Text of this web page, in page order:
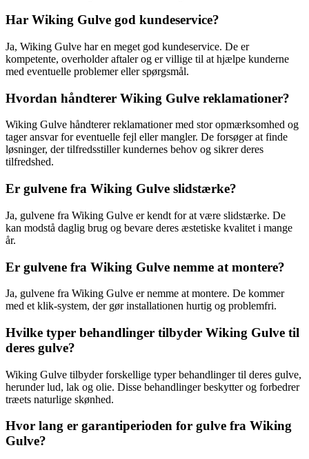
Har Wiking Gulve god kundeservice?
Ja, Wiking Gulve har en meget god kundeservice. De er
kompetente, overholder aftaler og er villige til at hjælpe kunderne
med eventuelle problemer eller spørgsmål.
Hvordan håndterer Wiking Gulve reklamationer?
Wiking Gulve håndterer reklamationer med stor opmærksomhed og
tager ansvar for eventuelle fejl eller mangler. De forsøger at finde
løsninger, der tilfredsstiller kundernes behov og sikrer deres
tilfredshed.
Er gulvene fra Wiking Gulve slidstærke?
Ja, gulvene fra Wiking Gulve er kendt for at være slidstærke. De
kan modstå daglig brug og bevare deres æstetiske kvalitet i mange
år.
Er gulvene fra Wiking Gulve nemme at montere?
Ja, gulvene fra Wiking Gulve er nemme at montere. De kommer
med et klik-system, der gør installationen hurtig og problemfri.
Hvilke typer behandlinger tilbyder Wiking Gulve til
deres gulve?
Wiking Gulve tilbyder forskellige typer behandlinger til deres gulve,
herunder lud, lak og olie. Disse behandlinger beskytter og forbedrer
træets naturlige skønhed.
Hvor lang er garantiperioden for gulve fra Wiking
Gulve?